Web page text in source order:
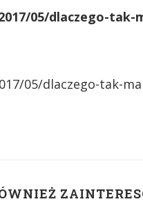
05/dlaczego-tak-
05/dlaczego-tak-